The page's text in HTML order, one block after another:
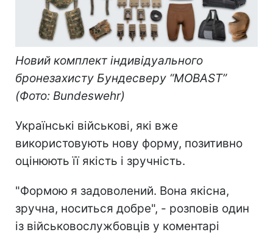
Новий комплект індивідуального
бронезахисту Бундесверу “MOBAST”
(Фото: Bundeswehr)
Українські військові, які вже
використовують нову форму, позитивно
оцінюють її якість і зручність.
"Формою я задоволений. Вона якісна,
зручна, носиться добре", - розповів один
із військовослужбовців у коментарі